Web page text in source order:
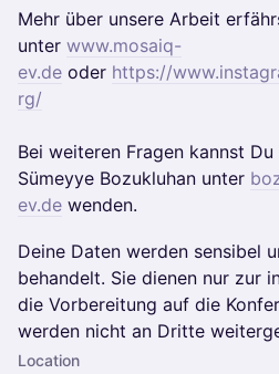
Mehr über unsere Arbeit
unter www.mosaiq-
ev.de oder https://
rg/
Bei weiteren Fragen kannst
Sümeyye Bozukluhan unter
ev.de wenden.
Deine Daten werden sensibel
behandelt. Sie dienen nur zur
die Vorbereitung auf die
werden nicht an Dritte
Location